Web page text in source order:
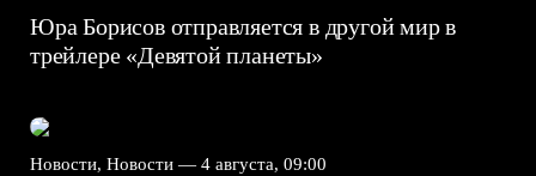
Юра Борисов отправляется в другой мир в
трейлере «Девятой планеты»
Новости, Новости — 4 августа, 09:00